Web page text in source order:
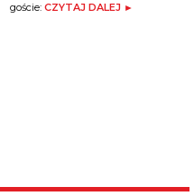
goście: CZYTAJ DALEJ ►